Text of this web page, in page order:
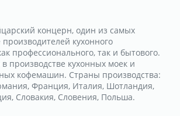
концерн, один из самых
кухонного
профессионального, так и бытового.
производстве кухонных моек и
кофемашин. Страны производства:
Франция, Италия, Шотландия,
Словакия, Словения, Польша.